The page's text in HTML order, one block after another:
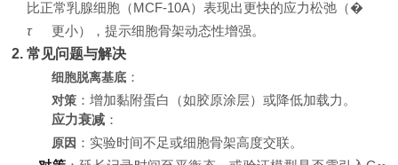
比正常乳腺细胞（MCF-10A）表现出更快的应力松弛（�
τ
更小），提示细胞骨架动态性增强。
2. 常见问题与解决
细胞脱离基底 ：
对策 ：增加黏附蛋白（如胶原涂层）或降低加载力。
应力衰减 ：
原因 ：实验时间不足或细胞骨架高度交联。